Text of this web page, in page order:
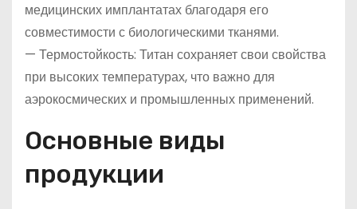
медицинских имплантатах благодаря его
совместимости с биологическими тканями.
— Термостойкость: Титан сохраняет свои свойства
при высоких температурах, что важно для
аэрокосмических и промышленных применений.
Основные виды
продукции